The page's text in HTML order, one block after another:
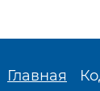
Главная